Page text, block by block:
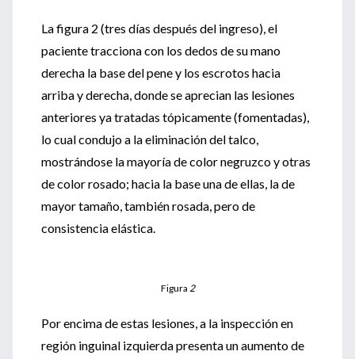
La figura 2 (tres días después del ingreso), el
paciente tracciona con los dedos de su mano
derecha la base del pene y los escrotos hacia
arriba y derecha, donde se aprecian las lesiones
anteriores ya tratadas tópicamente (fomentadas),
lo cual condujo a la eliminación del talco,
mostrándose la mayoría de color negruzco y otras
de color rosado; hacia la base una de ellas, la de
mayor tamaño, también rosada, pero de
consistencia elástica.
Figura 2
Por encima de estas lesiones, a la inspección en
región inguinal izquierda presenta un aumento de